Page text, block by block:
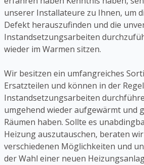
unserer Installateure zu Ihnen, um
Defekt herauszufinden und die
Instandsetzungsarbeiten
wieder im Warmen sitzen.
Wir besitzen ein umfangreiches
Ersatzteilen und können in der
Instandsetzungsarbeiten
umgehend wieder aufgewärmt und
Räumen haben. Sollte es
Heizung auszutauschen, beraten
verschiedenen Möglichkeiten und
der Wahl einer neuen